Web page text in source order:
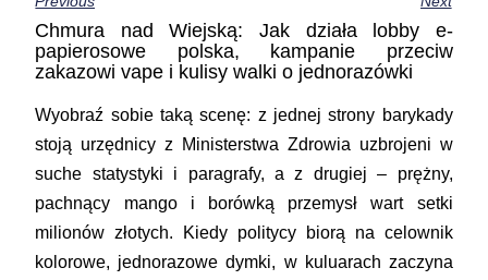
Chmura nad Wiejską: Jak działa lobby e-
papierosowe polska, kampanie przeciw
zakazowi vape i kulisy walki o jednorazówki
Wyobraź sobie taką scenę: z jednej strony barykady
stoją urzędnicy z Ministerstwa Zdrowia uzbrojeni w
suche statystyki i paragrafy, a z drugiej – prężny,
pachnący mango i borówką przemysł wart setki
milionów złotych. Kiedy politycy biorą na celownik
kolorowe, jednorazowe dymki, w kuluarach zaczyna